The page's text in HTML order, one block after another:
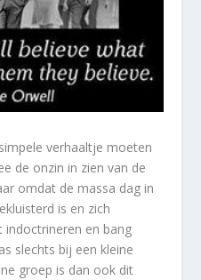
verhaaltje moeten
de onzin in zien van de
omdat de massa dag in
is en zich
indoctrineren en bang
slechts bij een kleine
groep is dan ook dit